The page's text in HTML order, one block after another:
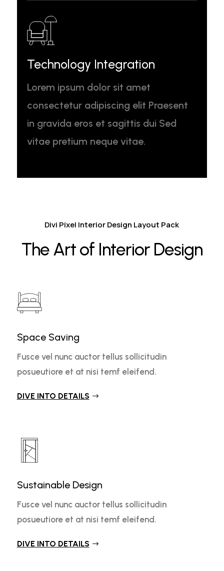
Technology Integration
Lorem ipsum dolor sit amet
consectetur adipiscing elit Praesent
in gravida eros et sagittis dui Sed
vitae pretium neque vitae.
Divi Pixel Interior Design Layout Pack
The Art of Interior Design
Space Saving
Fusce vel nunc auctor tellus sollicitudin
posueutiore et at nisi temf eleifend.
DIVE INTO DETAILS
Sustainable Design
Fusce vel nunc auctor tellus sollicitudin
posueutiore et at nisi temf eleifend.
DIVE INTO DETAILS